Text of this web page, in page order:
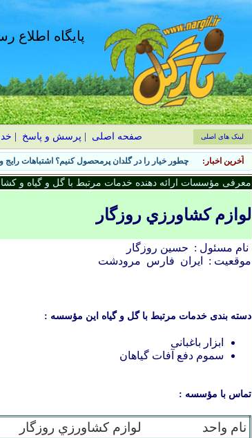
پایگاه اطلاع
صفحه اصلی پرسش و پاسخ لینک های اصلی
آخرین اخبار: چطور خیار را در گلدان پرمحصول کنیم؟ اشتباهات رایج
معرفی مؤسسات ارائه دهنده خدمات مرتبط با گل و گیاه و
لوازم کشاورزي روزگار
نام مسئول : حسين روزگار
موقعیت :
ایران فارس مرودشت
دسته بندی خدمات مرتبط با گل و گیاه این مؤسسه :
ابزار باغبانی
سموم دفع آفات گیاهان
تماس با مؤسسه :
نام واحد لوازم کشاورزي روزگار